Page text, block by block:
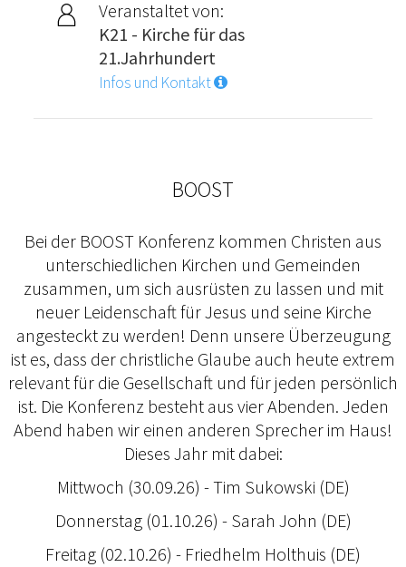
Veranstaltet von:
K21 - Kirche für das
21.Jahrhundert
Infos und Kontakt
BOOST
Bei der BOOST Konferenz kommen Christen aus
unterschiedlichen Kirchen und Gemeinden
zusammen, um sich ausrüsten zu lassen und mit
neuer Leidenschaft für Jesus und seine Kirche
angesteckt zu werden! Denn unsere Überzeugung
ist es, dass der christliche Glaube auch heute extrem
relevant für die Gesellschaft und für jeden persönlich
ist. Die Konferenz besteht aus vier Abenden. Jeden
Abend haben wir einen anderen Sprecher im Haus!
Dieses Jahr mit dabei:
Mittwoch (30.09.26) - Tim Sukowski (DE)
Donnerstag (01.10.26) - Sarah John (DE)
Freitag (02.10.26) - Friedhelm Holthuis (DE)